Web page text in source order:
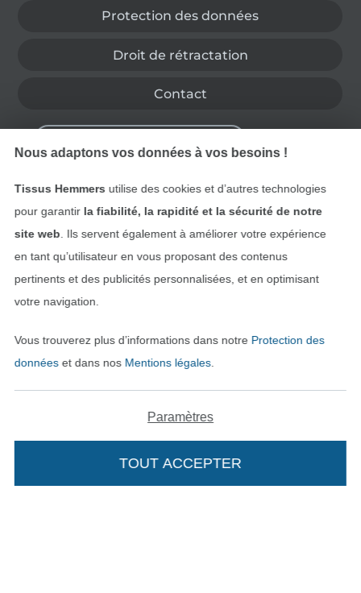
Protection des données
Droit de rétractation
Contact
Trouvez plus d’idées
Deutsch
Nederlands
Passer à la boutique
Nous adaptons vos données à vos besoins !
Tissus Hemmers utilise des cookies et d’autres technologies
pour garantir la fiabilité, la rapidité et la sécurité de notre
site web . Ils servent également à améliorer votre expérience
en tant qu’utilisateur en vous proposant des contenus
pertinents et des publicités personnalisées, et en optimisant
votre navigation.
Vous trouverez plus d’informations dans notre Protection des
donnéeset dans nos Mentions légales.
Paramètres
TOUT ACCEPTER